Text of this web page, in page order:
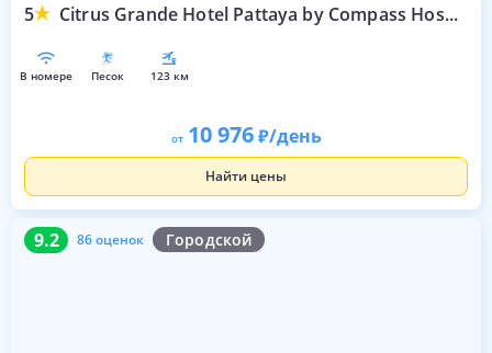
5 Citrus Grande Hotel Pattaya by Compass Hospitality
в номере песок 123 км
от 10 976 /день
Найти цены
9.2 86 оценок Городской
9.2 86 оценок